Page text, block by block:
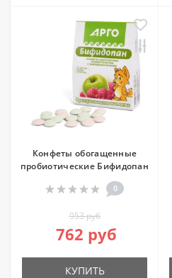
Конфеты обогащенные
пробиотические Бифидопан
0
953 руб
762 руб
КУПИТЬ